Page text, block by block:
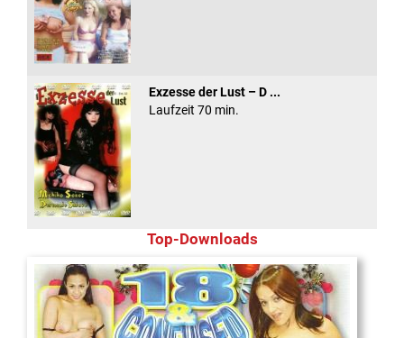
Exzesse der Lust – D ...
Laufzeit 70 min.
Top-Downloads